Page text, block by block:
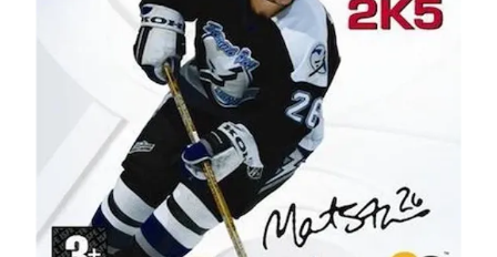
Board Games
Cadeaubon